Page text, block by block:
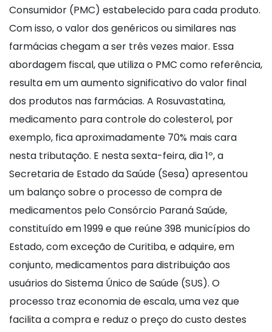
Consumidor (PMC) estabelecido para cada produto.
Com isso, o valor dos genéricos ou similares nas
farmácias chegam a ser três vezes maior. Essa
abordagem fiscal, que utiliza o PMC como referência,
resulta em um aumento significativo do valor final
dos produtos nas farmácias. A Rosuvastatina,
medicamento para controle do colesterol, por
exemplo, fica aproximadamente 70% mais cara
nesta tributação. E nesta sexta-feira, dia 1º, a
Secretaria de Estado da Saúde (Sesa) apresentou
um balanço sobre o processo de compra de
medicamentos pelo Consórcio Paraná Saúde,
constituído em 1999 e que reúne 398 municípios do
Estado, com exceção de Curitiba, e adquire, em
conjunto, medicamentos para distribuição aos
usuários do Sistema Único de Saúde (SUS). O
processo traz economia de escala, uma vez que
facilita a compra e reduz o preço do custo destes